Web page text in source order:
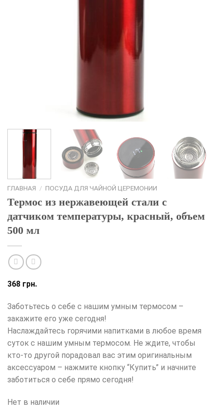
ГЛАВНАЯ / ПОСУДА ДЛЯ ЧАЙНОЙ ЦЕРЕМОНИИ
Термос из нержавеющей стали с
датчиком температуры, красный, объем
500 мл
368 грн.
Заботьтесь о себе с нашим умным термосом –
закажите его уже сегодня!
Наслаждайтесь горячими напитками в любое время
суток с нашим умным термосом. Не ждите, чтобы
кто-то другой порадовал вас этим оригинальным
аксессуаром – нажмите кнопку “Купить” и начните
заботиться о себе прямо сегодня!
Нет в наличии